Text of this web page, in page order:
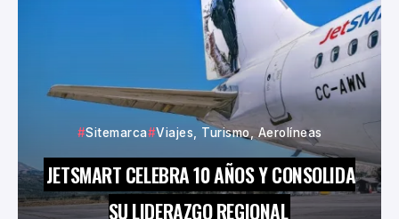
Sitemarca Viajes, Turismo, Aerolíneas
JETSMART CELEBRA 10 AÑOS Y CONSOLIDA
SU LIDERAZGO REGIONAL